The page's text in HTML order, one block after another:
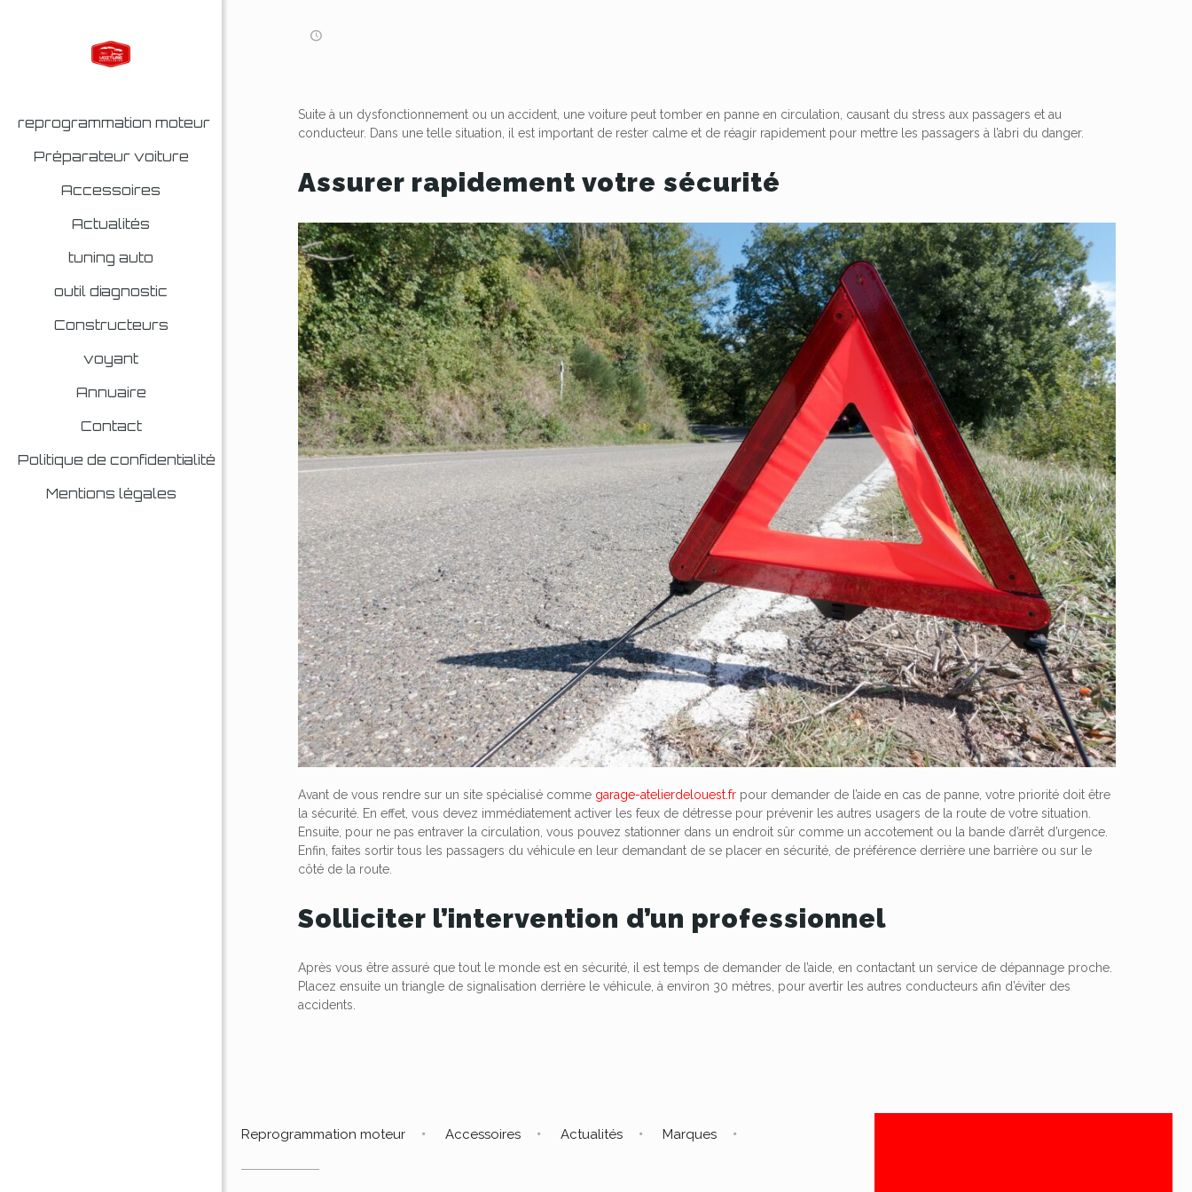
reprogrammation moteur
Préparateur voiture
Accessoires
Actualités
tuning auto
outil diagnostic
Constructeurs
voyant
Annuaire
Contact
Politique de confidentialité
Mentions légales
Suite à un dysfonctionnement ou un accident, une voiture peut tomber en panne en circulation, causant du stress aux passagers et au
conducteur. Dans une telle situation, il est important de rester calme et de réagir rapidement pour mettre les passagers à l’abri du danger.
Assurer rapidement votre sécurité
Avant de vous rendre sur un site spécialisé comme garage-atelierdelouest.fr pour demander de l’aide en cas de panne, votre priorité doit être
la sécurité. En effet, vous devez immédiatement activer les feux de détresse pour prévenir les autres usagers de la route de votre situation.
Ensuite, pour ne pas entraver la circulation, vous pouvez stationner dans un endroit sûr comme un accotement ou la bande d’arrêt d’urgence.
Enfin, faites sortir tous les passagers du véhicule en leur demandant de se placer en sécurité, de préférence derrière une barrière ou sur le
côté de la route.
Solliciter l’intervention d’un professionnel
Après vous être assuré que tout le monde est en sécurité, il est temps de demander de l’aide, en contactant un service de dépannage proche.
Placez ensuite un triangle de signalisation derrière le véhicule, à environ 30 mètres, pour avertir les autres conducteurs afin d’éviter des
accidents.
Reprogrammation moteur Accessoires Actualités Marques